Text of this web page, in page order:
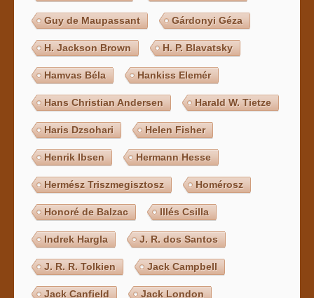
Guy de Maupassant Gárdonyi Géza
H. Jackson Brown H. P. Blavatsky
Hamvas Béla Hankiss Elemér
Hans Christian Andersen Harald W. Tietze
Haris Dzsohari Helen Fisher
Henrik Ibsen Hermann Hesse
Hermész Triszmegisztosz Homérosz
Honoré de Balzac Illés Csilla
Indrek Hargla J. R. dos Santos
J. R. R. Tolkien Jack Campbell
Jack Canfield Jack London